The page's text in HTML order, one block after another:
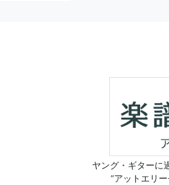
ヤング・ギターに
“アットエリ